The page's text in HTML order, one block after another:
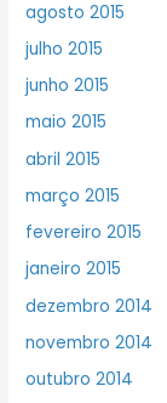
agosto 2015
julho 2015
junho 2015
maio 2015
abril 2015
março 2015
fevereiro 2015
janeiro 2015
dezembro 2014
novembro 2014
outubro 2014